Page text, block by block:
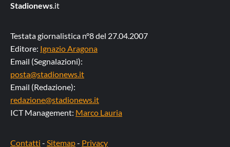
Stadionews.it
Testata giornalistica n°8 del 27.04.2007
Editore: Ignazio Aragona
Email (Segnalazioni):
posta@stadionews.it
Email (Redazione):
redazione@stadionews.it
ICT Management: Marco Lauria
Contatti - Sitemap- Privacy